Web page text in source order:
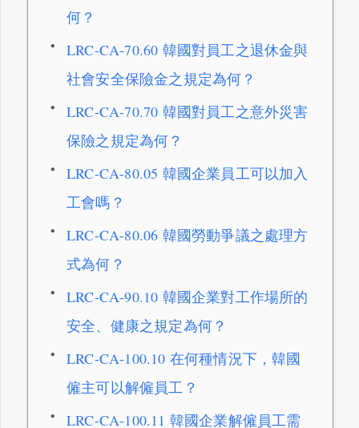
何？
LRC-CA-70.60 韓國對員工之退休金與
社會安全保險金之規定為何？
LRC-CA-70.70 韓國對員工之意外災害
保險之規定為何？
LRC-CA-80.05 韓國企業員工可以加入
工會嗎？
LRC-CA-80.06 韓國勞動爭議之處理方
式為何？
LRC-CA-90.10 韓國企業對工作場所的
安全、健康之規定為何？
LRC-CA-100.10 在何種情況下，韓國
僱主可以解僱員工？
LRC-CA-100.11 韓國企業解僱員工需